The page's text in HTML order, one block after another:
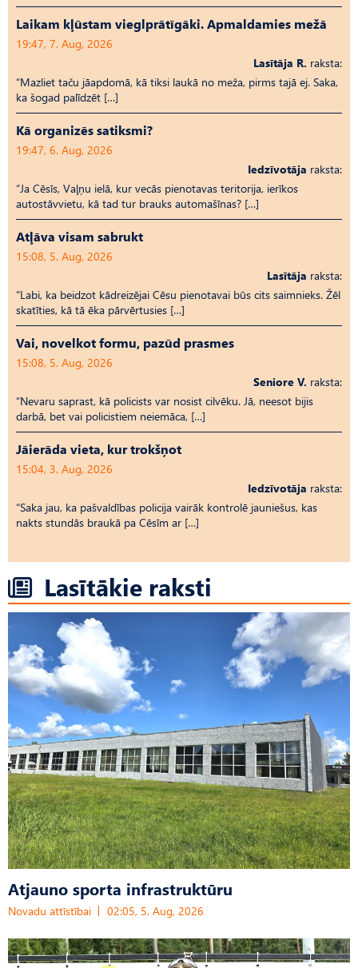
Laikam kļūstam vieglprātīgāki. Apmaldamies mežā
19:47, 7. Aug, 2026
Lasītāja R. raksta:
“Mazliet taču jāapdomā, kā tiksi laukā no meža, pirms tajā ej. Saka,
ka šogad palīdzēt […]
Kā organizēs satiksmi?
19:47, 6. Aug, 2026
Iedzīvotāja raksta:
“Ja Cēsīs, Vaļņu ielā, kur vecās pienotavas teritorija, ierīkos
autostāvvietu, kā tad tur brauks automašīnas? […]
Atļāva visam sabrukt
15:08, 5. Aug, 2026
Lasītāja raksta:
“Labi, ka beidzot kādreizējai Cēsu pienotavai būs cits saimnieks. Žēl
skatīties, kā tā ēka pārvērtusies […]
Vai, novelkot formu, pazūd prasmes
15:08, 5. Aug, 2026
Seniore V. raksta:
“Nevaru saprast, kā policists var nosist cilvēku. Jā, neesot bijis
darbā, bet vai policistiem neiemāca, […]
Jāierāda vieta, kur trokšņot
15:04, 3. Aug, 2026
Iedzīvotāja raksta:
“Saka jau, ka pašvaldības policija vairāk kontrolē jauniešus, kas
nakts stundās braukā pa Cēsīm ar […]
Lasītākie raksti
Atjauno sporta infrastruktūru
Novadu attīstībai 02:05, 5. Aug, 2026